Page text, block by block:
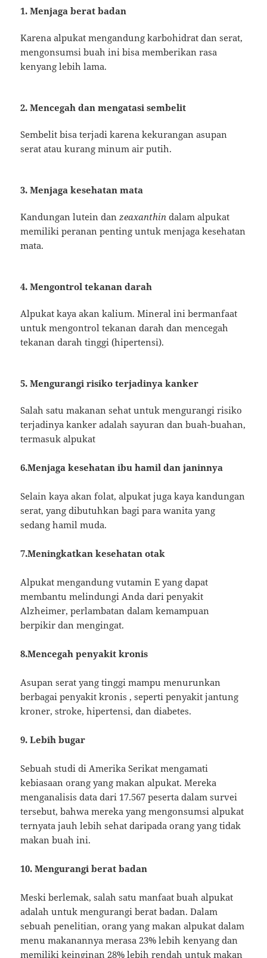
1. Menjaga berat badan
Karena alpukat mengandung karbohidrat dan serat,
mengonsumsi buah ini bisa memberikan rasa
kenyang lebih lama.
2. Mencegah dan mengatasi sembelit
Sembelit bisa terjadi karena kekurangan asupan
serat atau kurang minum air putih.
3. Menjaga kesehatan mata
Kandungan lutein danzeaxanthin dalam alpukat
memiliki peranan penting untuk menjaga kesehatan
mata.
4. Mengontrol tekanan darah
Alpukat kaya akan kalium. Mineral ini bermanfaat
untuk mengontrol tekanan darah dan mencegah
tekanan darah tinggi (hipertensi).
5. Mengurangi risiko terjadinya kanker
Salah satu makanan sehat untuk mengurangi risiko
terjadinya kanker adalah sayuran dan buah-buahan,
termasuk alpukat
6.Menjaga kesehatan ibu hamil dan janinnya
Selain kaya akan folat, alpukat juga kaya kandungan
serat, yang dibutuhkan bagi para wanita yang
sedang hamil muda.
7.Meningkatkan kesehatan otak
Alpukat mengandung vutamin E yang dapat
membantu melindungi Anda dari penyakit
Alzheimer, perlambatan dalam kemampuan
berpikir dan mengingat.
8.Mencegah penyakit kronis
Asupan serat yang tinggi mampu menurunkan
berbagai penyakit kronis , seperti penyakit jantung
kroner, stroke, hipertensi, dan diabetes.
9. Lebih bugar
Sebuah studi di Amerika Serikat mengamati
kebiasaan orang yang makan alpukat. Mereka
menganalisis data dari 17.567 peserta dalam survei
tersebut, bahwa mereka yang mengonsumsi alpukat
ternyata jauh lebih sehat daripada orang yang tidak
makan buah ini.
10. Mengurangi berat badan
Meski berlemak, salah satu manfaat buah alpukat
adalah untuk mengurangi berat badan. Dalam
sebuah penelitian, orang yang makan alpukat dalam
menu makanannya merasa 23% lebih kenyang dan
memiliki keinginan 28% lebih rendah untuk makan